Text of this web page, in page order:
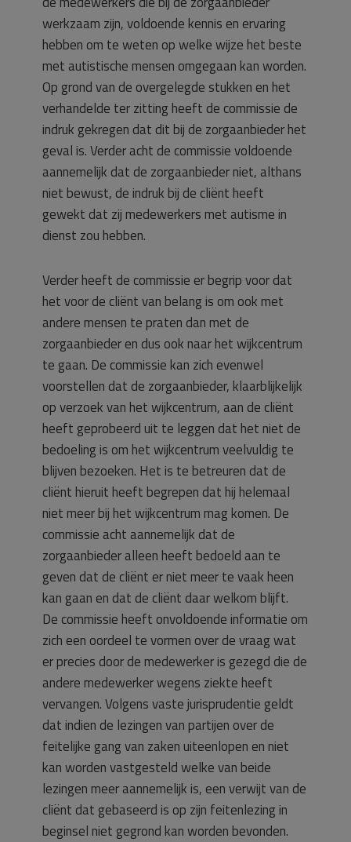
werkzaam zijn, voldoende kennis en ervaring
hebben om te weten op welke wijze het beste
met autistische mensen omgegaan kan worden.
Op grond van de overgelegde stukken en het
verhandelde ter zitting heeft de commissie de
indruk gekregen dat dit bij de zorgaanbieder het
geval is. Verder acht de commissie voldoende
aannemelijk dat de zorgaanbieder niet, althans
niet bewust, de indruk bij de cliënt heeft
gewekt dat zij medewerkers met autisme in
dienst zou hebben.
Verder heeft de commissie er begrip voor dat
het voor de cliënt van belang is om ook met
andere mensen te praten dan met de
zorgaanbieder en dus ook naar het wijkcentrum
te gaan. De commissie kan zich evenwel
voorstellen dat de zorgaanbieder, klaarblijkelijk
op verzoek van het wijkcentrum, aan de cliënt
heeft geprobeerd uit te leggen dat het niet de
bedoeling is om het wijkcentrum veelvuldig te
blijven bezoeken. Het is te betreuren dat de
cliënt hieruit heeft begrepen dat hij helemaal
niet meer bij het wijkcentrum mag komen. De
commissie acht aannemelijk dat de
zorgaanbieder alleen heeft bedoeld aan te
geven dat de cliënt er niet meer te vaak heen
kan gaan en dat de cliënt daar welkom blijft.
De commissie heeft onvoldoende informatie om
zich een oordeel te vormen over de vraag wat
er precies door de medewerker is gezegd die de
andere medewerker wegens ziekte heeft
vervangen. Volgens vaste jurisprudentie geldt
dat indien de lezingen van partijen over de
feitelijke gang van zaken uiteenlopen en niet
kan worden vastgesteld welke van beide
lezingen meer aannemelijk is, een verwijt van de
cliënt dat gebaseerd is op zijn feitenlezing in
beginsel niet gegrond kan worden bevonden.